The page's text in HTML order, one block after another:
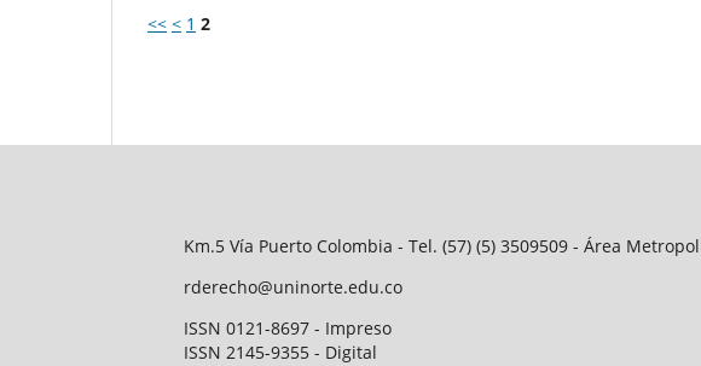
<< < 1 2
Km.5 Vía Puerto Colombia - Tel. (57) (5) 3509509 - Área
rderecho@uninorte.edu.co
ISSN 0121-8697 - Impreso
ISSN 2145-9355 - Digital